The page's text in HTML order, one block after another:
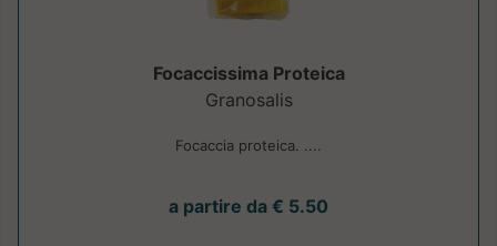
Focaccissima Proteica
Granosalis
Focaccia proteica. ....
a partire da € 5.50